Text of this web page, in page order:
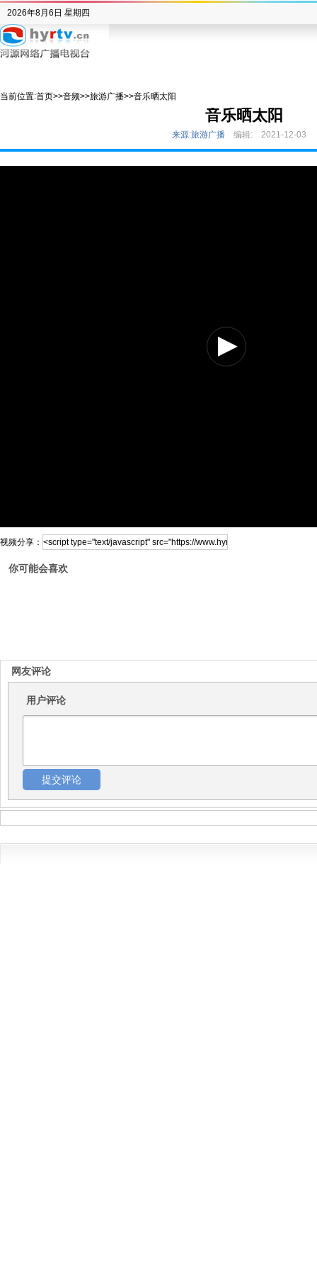
2026年8月6日 星期四
当前位置:首页>>音频>>旅游广播>>音乐晒太阳
音乐晒太阳
来源:旅游广播 编辑: 2021-12-03
视频分享：
你可能会喜欢
网友评论
用户评论